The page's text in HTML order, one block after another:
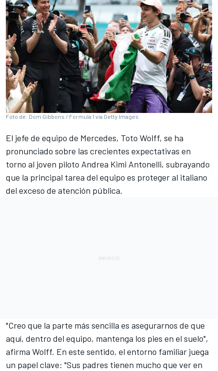
Foto de: Dom Gibbons / Formula 1 via Getty Images
El jefe de equipo de Mercedes, Toto Wolff, se ha
pronunciado sobre las crecientes expectativas en
torno al joven piloto Andrea Kimi Antonelli, subrayando
que la principal tarea del equipo es proteger al italiano
del exceso de atención pública.
"Creo que la parte más sencilla es asegurarnos de que
aquí, dentro del equipo, mantenga los pies en el suelo",
afirma Wolff. En este sentido, el entorno familiar juega
un papel clave: "Sus padres tienen mucho que ver en